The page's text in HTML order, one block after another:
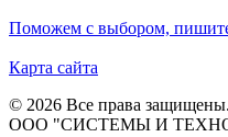
Поможем с выбором,
Карта сайта
© 2026 Все права защищены.
ООО "СИСТЕМЫ И